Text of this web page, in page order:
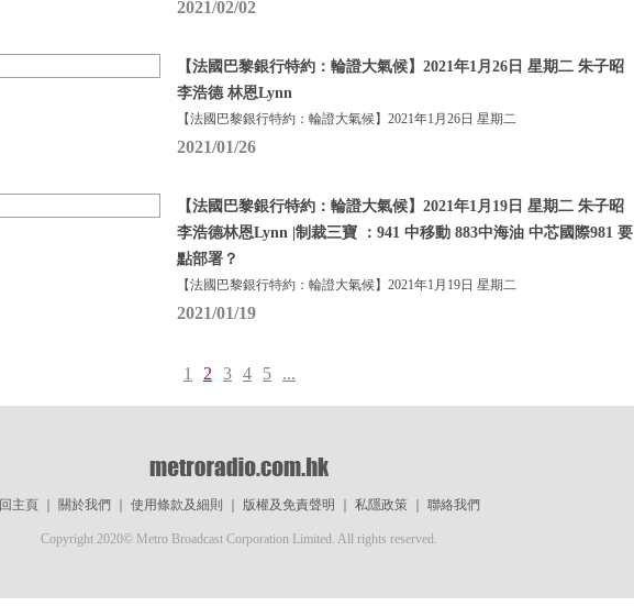
2021/02/02
【法國巴黎銀行特約：輪證大氣候】2021年1月26日 星期二 朱子昭
李浩德 林恩Lynn
【法國巴黎銀行特約：輪證大氣候】2021年1月26日 星期二
2021/01/26
【法國巴黎銀行特約：輪證大氣候】2021年1月19日 星期二 朱子昭
李浩德林恩Lynn |制裁三寶 ：941 中移動 883中海油 中芯國際981 要
點部署？
【法國巴黎銀行特約：輪證大氣候】2021年1月19日 星期二
2021/01/19
1 2 3 4 5 ...
回主頁｜ 關於我們 使用條款及細則 版權及免責聲明 私隱政策｜ 聯絡我們
Copyright 2020© Metro Broadcast Corporation Limited. All rights reserved.